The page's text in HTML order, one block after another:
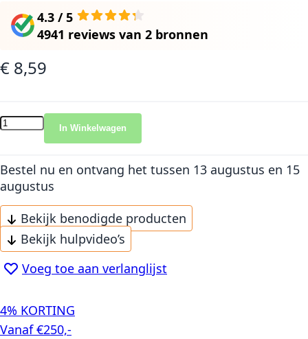
4.3 / 5
4941 reviews van 2 bronnen
€ 8,59
In Winkelwagen
Bestel nu en ontvang het tussen 13 augustus en 15
augustus
Bekijk benodigde producten
Bekijk hulpvideo’s
Voeg toe aan verlanglijst
4% KORTING
Vanaf €250,-